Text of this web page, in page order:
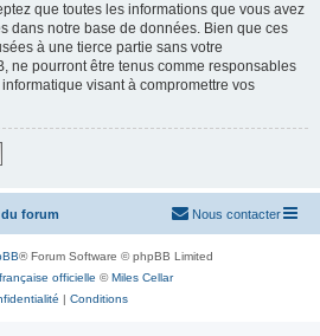
que toutes les informations que vous avez
dans notre base de données. Bien que ces
à une tierce partie sans votre
ne pourront être tenus comme responsables
visant à compromettre vos
forum Nous contacter
® Forum Software © phpBB Limited
officielle ©Miles Cellar
| Conditions